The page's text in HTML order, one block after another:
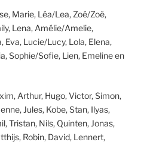
Marie, Léa/Lea, Zoé/Zoë,
Lena, Amélie/Amelie,
Eva, Lucie/Lucy, Lola, Elena,
Sophie/Sofie, Lien, Emeline en
Arthur, Hugo, Victor, Simon,
Jules, Kobe, Stan, Ilyas,
Tristan, Nils, Quinten, Jonas,
Robin, David, Lennert,